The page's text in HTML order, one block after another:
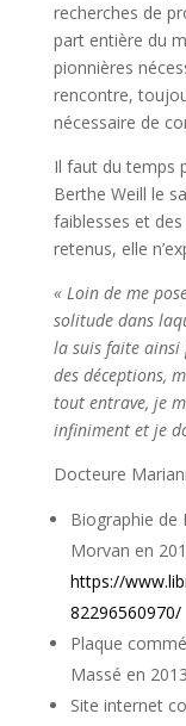
recherches de
part entière du
pionnières
rencontre,
nécessaire de
Il faut du temps
Berthe Weill le
faiblesses et
retenus, elle
« Loin de me
solitude dans
la suis faite ainsi
des déceptions,
tout entrave, je
infiniment et je
Docteure
Biographie de
Morvan en
https://
82296560970/
Plaque
Massé en
Site internet